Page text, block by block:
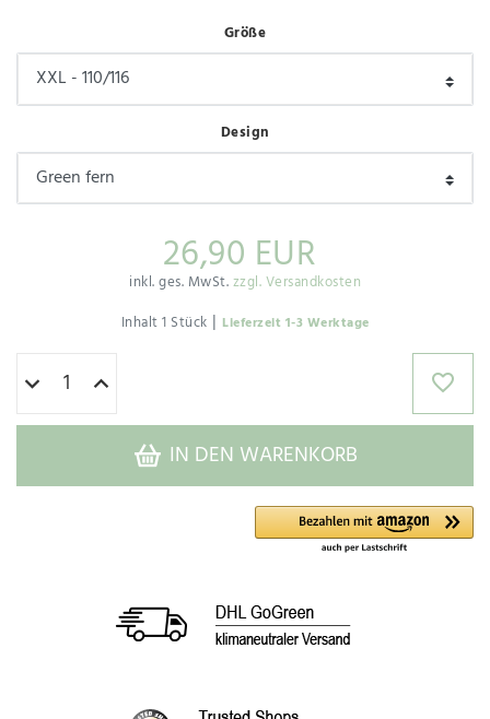
Größe
Design
26,90 EUR
inkl. ges. MwSt.zzgl. Versandkosten
Inhalt1 Stück | Lieferzeit 1-3 Werktage
IN DEN WARENKORB